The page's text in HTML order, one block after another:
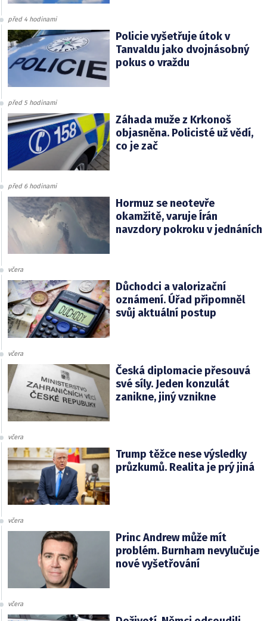
před 4 hodinami
Policie vyšetřuje útok v
Tanvaldu jako dvojnásobný
pokus o vraždu
před 5 hodinami
Záhada muže z Krkonoš
objasněna. Policisté už vědí,
co je zač
před 6 hodinami
Hormuz se neotevře
okamžitě, varuje Írán
navzdory pokroku v jednáních
včera
Důchodci a valorizační
oznámení. Úřad připomněl
svůj aktuální postup
včera
Česká diplomacie přesouvá
své síly. Jeden konzulát
zanikne, jiný vznikne
včera
Trump těžce nese výsledky
průzkumů. Realita je prý jiná
včera
Princ Andrew může mít
problém. Burnham nevylučuje
nové vyšetřování
včera